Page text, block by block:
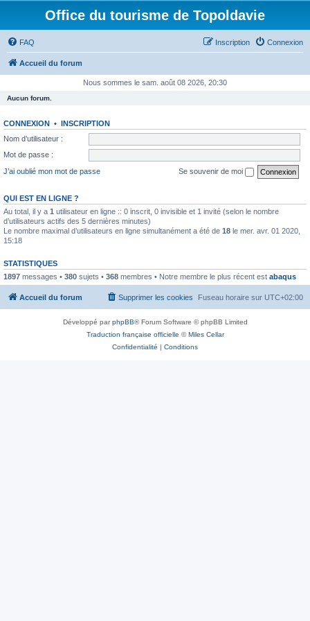
Office du tourisme de Topoldavie
FAQ Connexion
Inscription
Accueil du forum
Nous sommes le sam. août 08 2026, 20:30
Aucun forum.
CONNEXION • INSCRIPTION
Nom d’utilisateur :
Mot de passe :
J’ai oublié mon mot de passe
Se souvenir de moi
QUI EST EN LIGNE ?
Au total, il y a 1 utilisateur en ligne :: 0 inscrit, 0 invisible et 1 invité (selon le nombre
d’utilisateurs actifs des 5 dernières minutes)
Le nombre maximal d’utilisateurs en ligne simultanément a été de 18 le mer. avr. 01 2020,
15:18
STATISTIQUES
1897 messages • 380 sujets • 368 membres • Notre membre le plus récent est abaqus
Accueil du forum Fuseau horaire sur UTC+02:00
Supprimer les cookies
Développé parphpBB® Forum Software © phpBB Limited
Traduction française officielle ©Miles Cellar
Confidentialité | Conditions